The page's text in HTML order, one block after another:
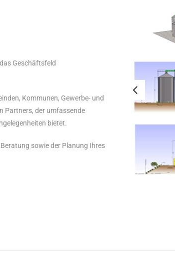
Geschäftsfeld
Kommunen, Gewerbe- und
Partners, der umfassende
bietet.
sowie der Planung Ihres